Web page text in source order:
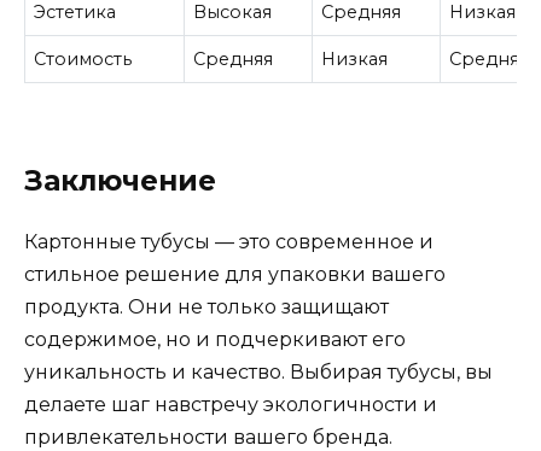
Эстетика Высокая Средняя Низкая
Стоимость Средняя Низкая Средняя
Заключение
Картонные тубусы — это современное и
стильное решение для упаковки вашего
продукта. Они не только защищают
содержимое, но и подчеркивают его
уникальность и качество. Выбирая тубусы, вы
делаете шаг навстречу экологичности и
привлекательности вашего бренда.